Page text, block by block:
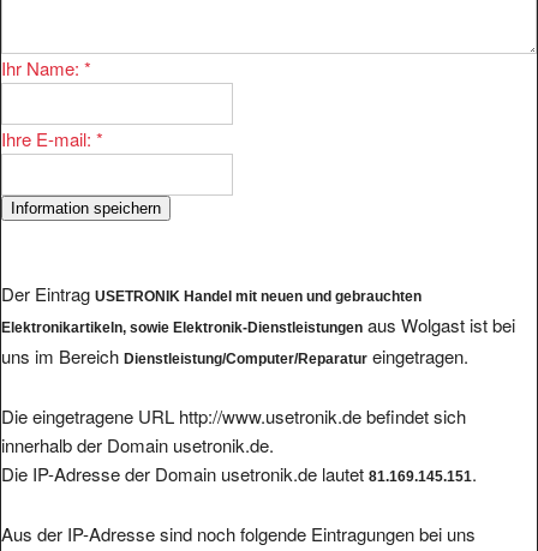
Ihr Name: *
Ihre E-mail: *
Der Eintrag USETRONIK Handel mit neuen und gebrauchten
Elektronikartikeln, sowie Elektronik-Dienstleistungen aus Wolgast ist bei
uns im Bereich Dienstleistung/Computer/Reparatur eingetragen.
Die eingetragene URL http://www.usetronik.de befindet sich
innerhalb der Domain usetronik.de.
Die IP-Adresse der Domain usetronik.de lautet 81.169.145.151.
Aus der IP-Adresse sind noch folgende Eintragungen bei uns